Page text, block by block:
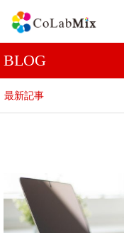
BLOG
最新記事